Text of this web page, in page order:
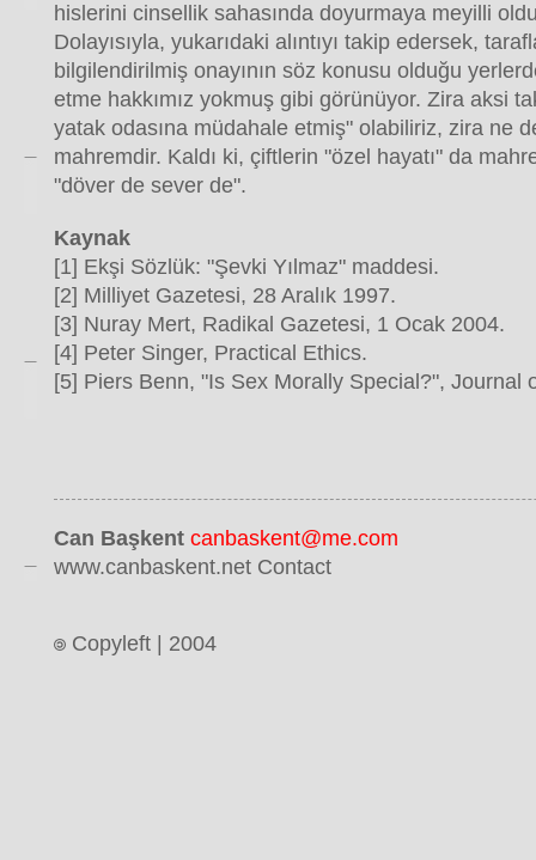
hislerini cinsellik sahasında doyurmaya meyilli
Dolayısıyla, yukarıdaki alıntıyı takip edersek,
bilgilendirilmiş onayının söz konusu olduğu
etme hakkımız yokmuş gibi görünüyor. Zira aksi
yatak odasına müdahale etmiş" olabiliriz, zira ne
mahremdir. Kaldı ki, çiftlerin "özel hayatı" da
"döver de sever de".
Kaynak
[1] Ekşi Sözlük: "Şevki Yılmaz" maddesi.
[2] Milliyet Gazetesi, 28 Aralık 1997.
[3] Nuray Mert, Radikal Gazetesi, 1 Ocak 2004.
[4] Peter Singer, Practical Ethics.
[5] Piers Benn, "Is Sex Morally Special?", Journal
Can Başkent canbaskent@me.com
www.canbaskent.net Contact
Copyleft | 2004